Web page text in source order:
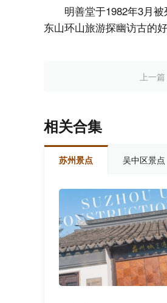
明善堂于1982年3月
东山环山旅游探幽访古的好
上一篇
相关合集
苏州景点 吴中区景点